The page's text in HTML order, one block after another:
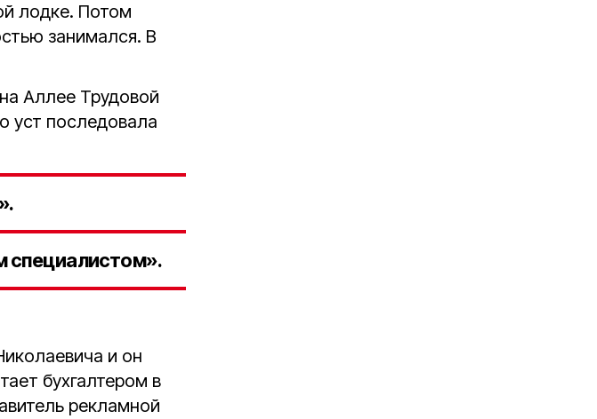
лодке. Потом
занимался. В
Аллее Трудовой
уст последовала
специалистом».
и он
бухгалтером в
рекламной